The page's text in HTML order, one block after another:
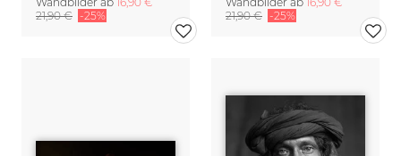
21,90 € -25%
21,90 € -25%